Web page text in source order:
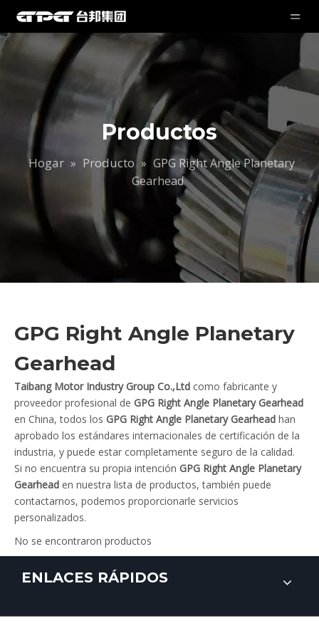
Productos
Hogar » Producto » GPG Right Angle Planetary
Gearhead
GPG Right Angle Planetary
Gearhead
Taibang Motor Industry Group Co.,Ltd como fabricante y
proveedor profesional de GPG Right Angle Planetary Gearhead
en China, todos los GPG Right Angle Planetary Gearhead han
aprobado los estándares internacionales de certificación de la
industria, y puede estar completamente seguro de la calidad.
Si no encuentra su propia intención GPG Right Angle Planetary
Gearhead en nuestra lista de productos, también puede
contactarnos, podemos proporcionarle servicios
personalizados.
No se encontraron productos
ENLACES RÁPIDOS